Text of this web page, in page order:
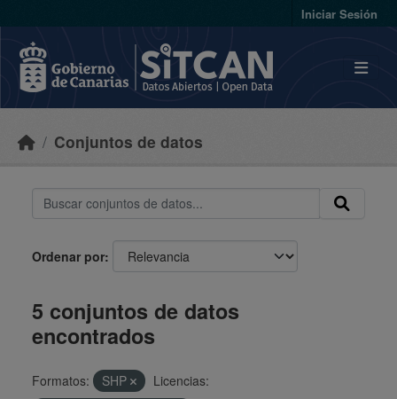
Iniciar Sesión
Conjuntos de datos
Ordenar por
5 conjuntos de datos
encontrados
Formatos: SHP
Licencias: